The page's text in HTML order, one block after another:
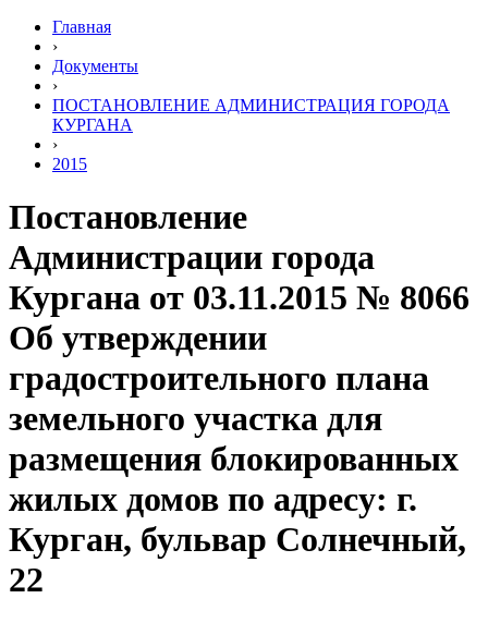
Главная
›
Документы
›
ПОСТАНОВЛЕНИЕ АДМИНИСТРАЦИЯ ГОРОДА
КУРГАНА
›
2015
Постановление
Администрации города
Кургана от 03.11.2015 № 8066
Об утверждении
градостроительного плана
земельного участка для
размещения блокированных
жилых домов по адресу: г.
Курган, бульвар Солнечный,
22